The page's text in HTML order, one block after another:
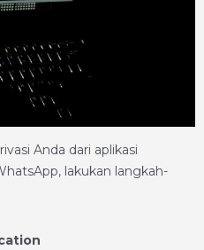
Anda dari aplikasi
lakukan langkah-